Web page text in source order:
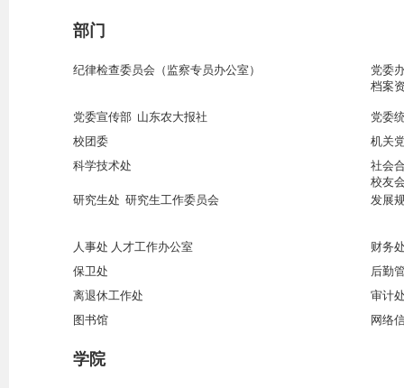
部门
纪律检查委员会（监察专员办公室）
党委
档案
党委宣传部 山东农大报社
党委
校团委
机关
科学技术处
社会
校友
研究生处 研究生工作委员会
发展
人事处 人才工作办公室
财务
保卫处
后勤
离退休工作处
审计
图书馆
网络
学院